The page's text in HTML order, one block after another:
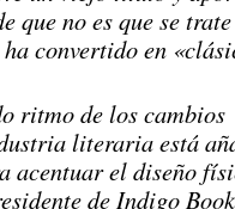
que no es que se
convertido en
ritmo de los cambios
literaria está
acentuar el diseño
de Indigo